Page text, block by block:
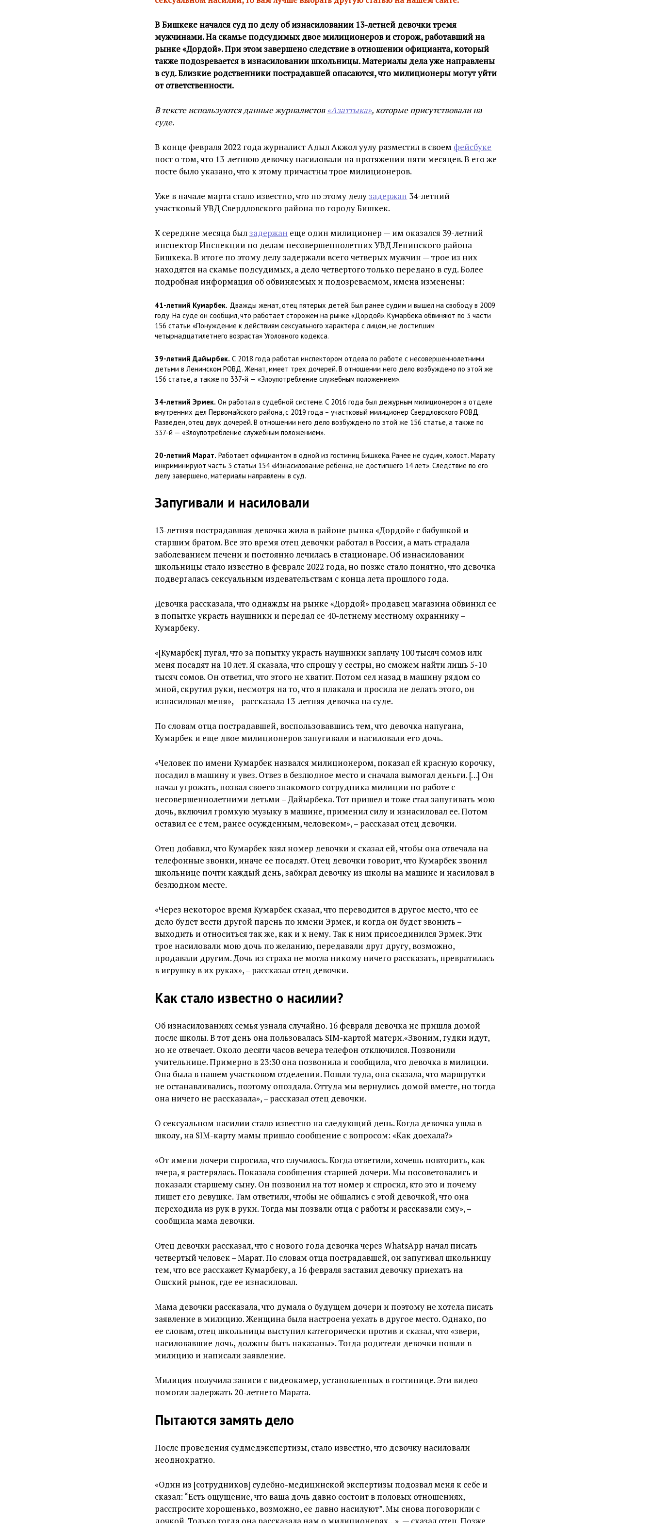
В Бишкеке начался суд по делу об изнасиловании 13-летней девочки тремя
мужчинами. На скамье подсудимых двое милиционеров и сторож, работавший на
рынке «Дордой». При этом завершено следствие в отношении официанта, который
также подозревается в изнасиловании школьницы. Материалы дела уже направлены
в суд. Близкие родственники пострадавшей опасаются, что милиционеры могут уйти
от ответственности.
В тексте используются данные журналистов «Азаттыка», которые присутствовали на
суде.
В конце февраля 2022 года журналист Адыл Акжол уулу разместил в своем фейсбуке
пост о том, что 13-летнюю девочку насиловали на протяжении пяти месяцев. В его же
посте было указано, что к этому причастны трое милиционеров.
Уже в начале марта стало известно, что по этому делузадержан 34-летний
участковый УВД Свердловского района по городу Бишкек.
К середине месяца былзадержан еще один милиционер — им оказался 39-летний
инспектор Инспекции по делам несовершеннолетних УВД Ленинского района
Бишкека. В итоге по этому делу задержали всего четверых мужчин — трое из них
находятся на скамье подсудимых, а дело четвертого только передано в суд. Более
подробная информация об обвиняемых и подозреваемом, имена изменены:
41-летний Кумарбек. Дважды женат, отец пятерых детей. Был ранее судим и вышел на свободу в 2009
году. На суде он сообщил, что работает сторожем на рынке «Дордой». Кумарбека обвиняют по 3 части
156 статьи «Понуждение к действиям сексуального характера с лицом, не достигшим
четырнадцатилетнего возраста» Уголовного кодекса.
39-летний Дайырбек. С 2018 года работал инспектором отдела по работе с несовершеннолетними
детьми в Ленинском РОВД. Женат, имеет трех дочерей. В отношении него дело возбуждено по этой же
156 статье, а также по 337-й — «Злоупотребление служебным положением».
34-летний Эрмек. Он работал в судебной системе. С 2016 года был дежурным милиционером в отделе
внутренних дел Первомайского района, с 2019 года – участковый милиционер Свердловского РОВД.
Разведен, отец двух дочерей. В отношении него дело возбуждено по этой же 156 статье, а также по
337-й — «Злоупотребление служебным положением».
20-летний Марат. Работает официантом в одной из гостиниц Бишкека. Ранее не судим, холост. Марату
инкриминируют часть 3 статьи 154 «Изнасилование ребенка, не достигшего 14 лет». Следствие по его
делу завершено, материалы направлены в суд.
Запугивали и насиловали
13-летняя пострадавшая девочка жила в районе рынка «Дордой» с бабушкой и
старшим братом. Все это время отец девочки работал в России, а мать страдала
заболеванием печени и постоянно лечилась в стационаре. Об изнасиловании
школьницы стало известно в феврале 2022 года, но позже стало понятно, что девочка
подвергалась сексуальным издевательствам с конца лета прошлого года.
Девочка рассказала, что однажды на рынке «Дордой» продавец магазина обвинил ее
в попытке украсть наушники и передал ее 40-летнему местному охраннику –
Кумарбеку.
«[Кумарбек] пугал, что за попытку украсть наушники заплачу 100 тысяч сомов или
меня посадят на 10 лет. Я сказала, что спрошу у сестры, но сможем найти лишь 5-10
тысяч сомов. Он ответил, что этого не хватит. Потом сел назад в машину рядом со
мной, скрутил руки, несмотря на то, что я плакала и просила не делать этого, он
изнасиловал меня», – рассказала 13-летняя девочка на суде.
По словам отца пострадавшей, воспользовавшись тем, что девочка напугана,
Кумарбек и еще двое милиционеров запугивали и насиловали его дочь.
«Человек по имени Кумарбек назвался милиционером, показал ей красную корочку,
посадил в машину и увез. Отвез в безлюдное место и сначала вымогал деньги. […] Он
начал угрожать, позвал своего знакомого сотрудника милиции по работе с
несовершеннолетними детьми – Дайырбека. Тот пришел и тоже стал запугивать мою
дочь, включил громкую музыку в машине, применил силу и изнасиловал ее. Потом
оставил ее с тем, ранее осужденным, человеком», – рассказал отец девочки.
Отец добавил, что Кумарбек взял номер девочки и сказал ей, чтобы она отвечала на
телефонные звонки, иначе ее посадят. Отец девочки говорит, что Кумарбек звонил
школьнице почти каждый день, забирал девочку из школы на машине и насиловал в
безлюдном месте.
«Через некоторое время Кумарбек сказал, что переводится в другое место, что ее
дело будет вести другой парень по имени Эрмек, и когда он будет звонить –
выходить и относиться так же, как и к нему. Так к ним присоединился Эрмек. Эти
трое насиловали мою дочь по желанию, передавали друг другу, возможно,
продавали другим. Дочь из страха не могла никому ничего рассказать, превратилась
в игрушку в их руках», – рассказал отец девочки.
Как стало известно о насилии?
Об изнасилованиях семья узнала случайно. 16 февраля девочка не пришла домой
после школы. В тот день она пользовалась SIM-картой матери.«Звоним, гудки идут,
но не отвечает. Около десяти часов вечера телефон отключился. Позвонили
учительнице. Примерно в 23:30 она позвонила и сообщила, что девочка в милиции.
Она была в нашем участковом отделении. Пошли туда, она сказала, что маршрутки
не останавливались, поэтому опоздала. Оттуда мы вернулись домой вместе, но тогда
она ничего не рассказала», – рассказал отец девочки.
О сексуальном насилии стало известно на следующий день. Когда девочка ушла в
школу, на SIM-карту мамы пришло сообщение с вопросом: «Как доехала?»
«От имени дочери спросила, что случилось. Когда ответили, хочешь повторить, как
вчера, я растерялась. Показала сообщения старшей дочери. Мы посоветовались и
показали старшему сыну. Он позвонил на тот номер и спросил, кто это и почему
пишет его девушке. Там ответили, чтобы не общались с этой девочкой, что она
переходила из рук в руки. Тогда мы позвали отца с работы и рассказали ему», –
сообщила мама девочки.
Отец девочки рассказал, что с нового года девочка через WhatsApp начал писать
четвертый человек – Марат. По словам отца пострадавшей, он запугивал школьницу
тем, что все расскажет Кумарбеку, а 16 февраля заставил девочку приехать на
Ошский рынок, где ее изнасиловал.
Мама девочки рассказала, что думала о будущем дочери и поэтому не хотела писать
заявление в милицию. Женщина была настроена уехать в другое место. Однако, по
ее словам, отец школьницы выступил категорически против и сказал, что «звери,
насиловавшие дочь, должны быть наказаны». Тогда родители девочки пошли в
милицию и написали заявление.
Милиция получила записи с видеокамер, установленных в гостинице. Эти видео
помогли задержать 20-летнего Марата.
Пытаются замять дело
После проведения судмедэкспертизы, стало известно, что девочку насиловали
неоднократно.
«Один из [сотрудников] судебно-медицинской экспертизы подозвал меня к себе и
сказал: “Есть ощущение, что ваша дочь давно состоит в половых отношениях,
расспросите хорошенько, возможно, ее давно насилуют”. Мы снова поговорили с